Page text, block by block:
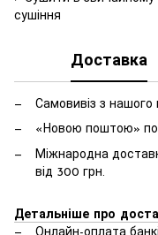
сушіння
Доставка
Самовивіз з
«Новою поштою» по
Міжнародна
від 300 грн.
Детальніше про